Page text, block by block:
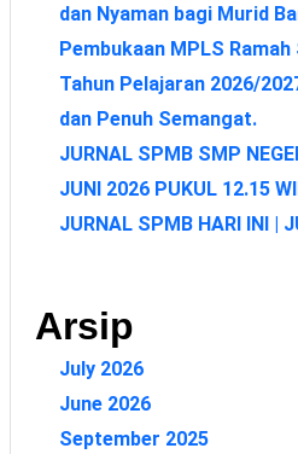
dan Nyaman bagi Murid
Pembukaan MPLS
Tahun Pelajaran 2026/
dan Penuh Semangat.
JURNAL SPMB SMP
JUNI 2026 PUKUL 12.15
JURNAL SPMB HARI INI |
Arsip
July 2026
June 2026
September 2025